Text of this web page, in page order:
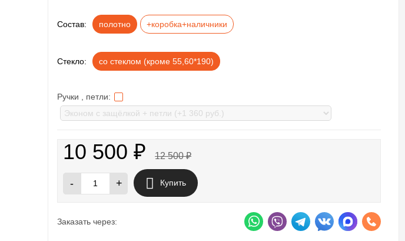
Состав: полотно +коробка+наличники
Стекло: со стеклом (кроме 55,60*190)
Ручки , петли:
10 500₽ 12 500₽
- + Купить
Заказать через: